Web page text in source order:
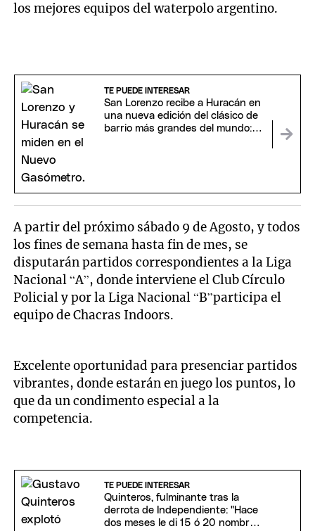
los mejores equipos del waterpolo argentino.
TE PUEDE INTERESAR
San Lorenzo recibe a Huracán en
una nueva edición del clásico de
barrio más grandes del mundo:
A partir del próximo sábado 9 de Agosto, y todos
los fines de semana hasta fin de mes, se
disputarán partidos correspondientes a la Liga
Nacional “A”, donde interviene el Club Círculo
Policial y por la Liga Nacional “B”participa el
equipo de Chacras Indoors.
Excelente oportunidad para presenciar partidos
vibrantes, donde estarán en juego los puntos, lo
que da un condimento especial a la
competencia.
TE PUEDE INTERESAR
Quinteros, fulminante tras la
derrota de Independiente: "Hace
dos meses le di 15 ó 20 nombres